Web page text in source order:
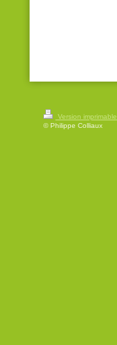
Version imprimable
© Philippe Colliaux